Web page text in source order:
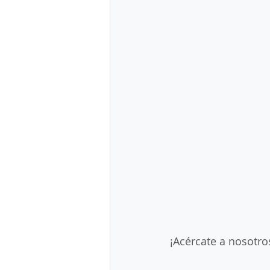
¡Acércate a